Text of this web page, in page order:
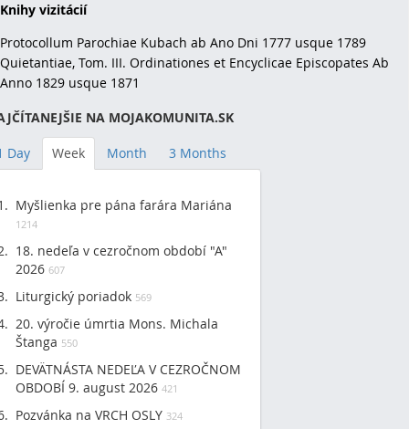
Knihy vizitácií
Protocollum Parochiae Kubach ab Ano Dni 1777 usque 1789
Quietantiae, Tom. III. Ordinationes et Encyclicae Episcopates Ab
Anno 1829 usque 1871
NA MOJAKOMUNITA.SK
Day Week Month 3 Months
Myšlienka pre pána farára Mariána
1214
18. nedeľa v cezročnom období "A"
2026 607
Liturgický poriadok 569
20. výročie úmrtia Mons. Michala
Štanga 550
DEVÄTNÁSTA NEDEĽA V CEZROČNOM
OBDOBÍ 9. august 2026 421
Pozvánka na VRCH OSLY 324